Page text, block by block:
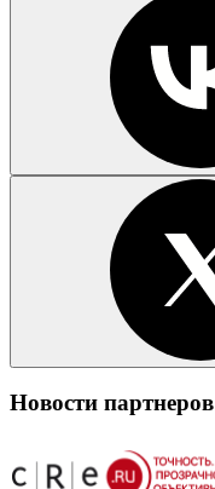
Новости партнеров